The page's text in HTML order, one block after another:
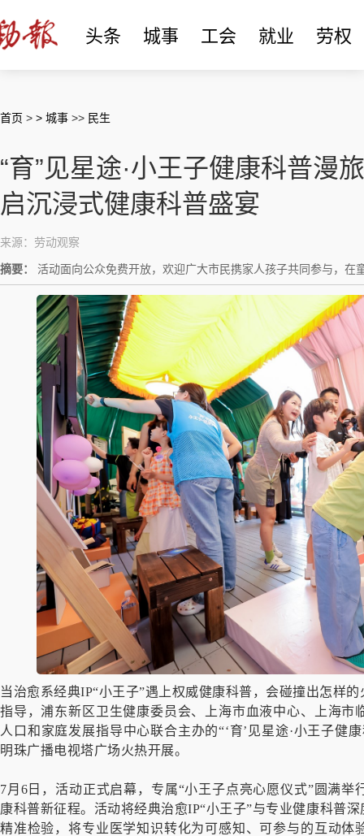
头条 城事 工会 就业 劳权
首页 > > 城事 >> 民生
“育”见星途·小王子健康科普漫
启沉浸式健康科普盛宴
来源：劳动观察
摘要： 活动面向公众免费开放，欢迎广大市民携家人孩子共同参与，在
当治愈系经典IP“小王子”遇上权威健康科普，会碰撞出怎样
指导，浦东新区卫生健康委员会、上海市血液中心、上海
人口和家庭发展指导中心联合主办的“‘育’见星途·小王子健
明珠广播电视塔广场火热开展。
7月6日，活动正式启幕，专属“小王子点亮心愿仪式”圆满
康科普新征程。活动将经典治愈IP“小王子”与专业健康科普
精准检验，将专业医学知识转化为可感知、可参与的互动